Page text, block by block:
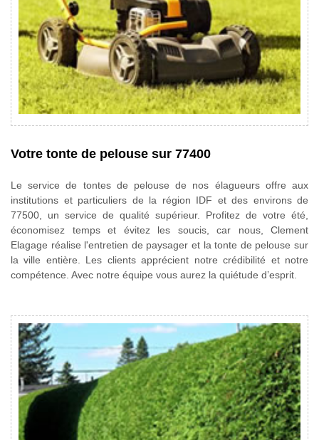
Votre tonte de pelouse sur 77400
Le service de tontes de pelouse de nos élagueurs offre aux
institutions et particuliers de la région IDF et des environs de
77500, un service de qualité supérieur. Profitez de votre été,
économisez temps et évitez les soucis, car nous, Clement
Elagage réalise l'entretien de paysager et la tonte de pelouse sur
la ville entière. Les clients apprécient notre crédibilité et notre
compétence. Avec notre équipe vous aurez la quiétude d’esprit.